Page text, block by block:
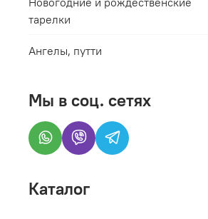
тарелки
Ангелы, путти
Мы в соц. сетях
Каталог